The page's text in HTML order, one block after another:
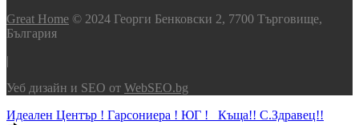
Great Home © 2024 Георги Бенковски 2, 7700 Търговище,
България
Уеб дизайн и SEO от WebSEO.bg
Идеален Център ! Гарсониера ! ЮГ !
Къща!! С.Здравец!!